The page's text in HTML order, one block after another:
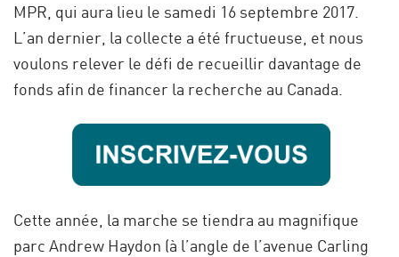
MPR, qui aura lieu le samedi 16 septembre 2017.
L’an dernier, la collecte a été fructueuse, et nous
voulons relever le défi de recueillir davantage de
fonds afin de financer la recherche au Canada.
Cette année, la marche se tiendra au magnifique
parc Andrew Haydon (à l’angle de l’avenue Carling